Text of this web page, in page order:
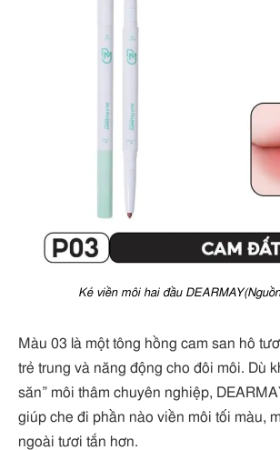
Kẻ viền môi hai đầu
Màu 03 là một tông hồng cam san hô
trẻ trung và năng động cho đôi môi. Dù
săn” môi thâm chuyên nghiệp,
giúp che đi phần nào viền môi tối màu,
ngoài tươi tắn hơn.